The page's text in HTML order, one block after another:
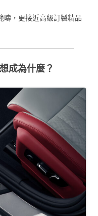
疇，更接近高級訂製精品
成為什麼？